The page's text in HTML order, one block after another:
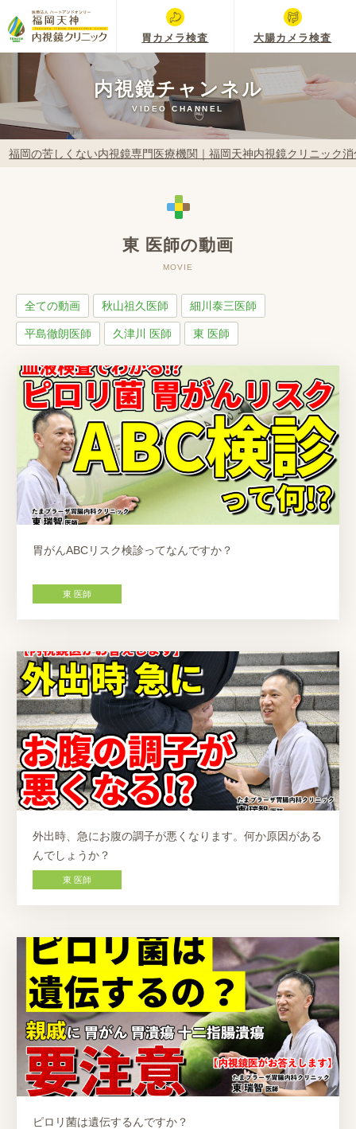
胃カメラ検査 大腸カメラ検査
内視鏡チャンネル
VIDEO CHANNEL
福岡の苦しくない内視鏡専門医療機関｜福岡天神内視鏡クリニック
東 医師の動画
MOVIE
全ての動画 秋山祖久医師 細川泰三医師
平島徹朗医師 久津川 医師 東 医師
胃がんABCリスク検診ってなんですか？
東 医師
外出時、急にお腹の調子が悪くなります。何か原因がある
んでしょうか？
東 医師
ピロリ菌は遺伝するんですか？